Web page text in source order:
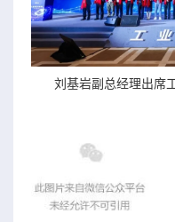
刘基岩副总经理出席